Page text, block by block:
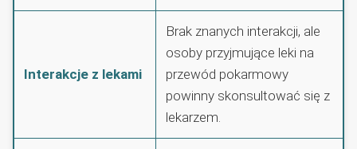
Interakcje z lekami
Brak znanych interakcji, ale
osoby przyjmujące leki na
przewód pokarmowy
powinny skonsultować się z
lekarzem.